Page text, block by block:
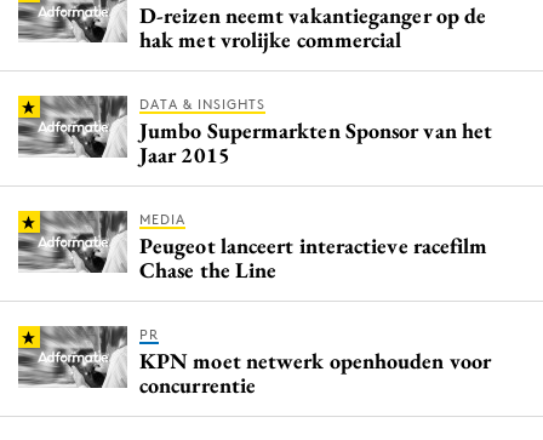
D-reizen neemt vakantieganger op de
hak met vrolijke commercial
DATA & INSIGHTS
Jumbo Supermarkten Sponsor van het
Jaar 2015
MEDIA
Peugeot lanceert interactieve racefilm
Chase the Line
PR
KPN moet netwerk openhouden voor
concurrentie